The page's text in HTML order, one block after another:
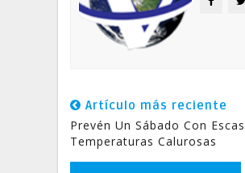
Artículo más reciente
Prevén Un Sábado Con
Temperaturas Calurosas